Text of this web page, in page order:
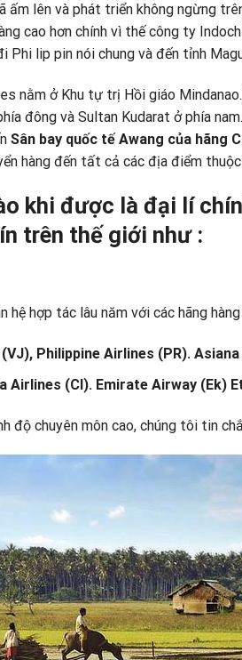
ấm lên và phát triển không ngừng
cao hơn chính vì thế công ty
Phi lip pin nói chung và đến tỉnh
nằm ở Khu tự trị Hồi giáo
đông và Sultan Kudarat ở phía
Sân bay quốc tế Awang của hãng
hàng đến tất cả các địa điểm
khi được là đại lí
trên thế giới như :
hệ hợp tác lâu năm với các hãng
Philippine Airlines (PR).
Airlines (CI). Emirate Airway (Ek)
độ chuyên môn cao, chúng tôi tin